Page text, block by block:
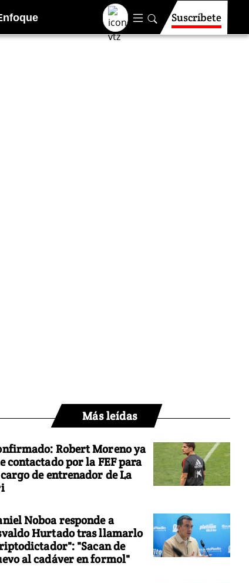
Suscríbete
Más leídas
Robert Moreno ya
contactado por la FEF para
de entrenador de La
Noboa responde a
Hurtado tras llamarlo
"Sacan de
al cadáver en formol"